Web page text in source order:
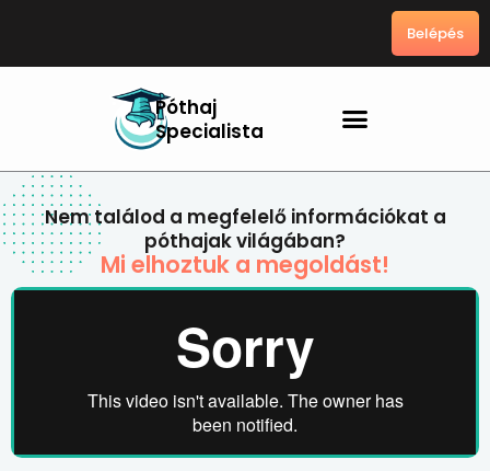
content
Belépés
Póthaj
Specialista
Nem találod a megfelelő információkat a
póthajak világában?
Mi elhoztuk a megoldást!